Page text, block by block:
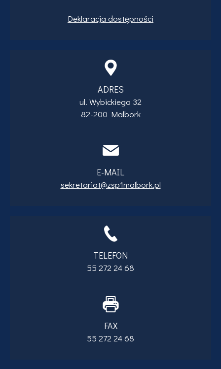
Deklaracja dostępności
ADRES
ul. Wybickiego 32
82-200 Malbork
E-MAIL
sekretariat@zsp1malbork.pl
TELEFON
55 272 24 68
FAX
55 272 24 68